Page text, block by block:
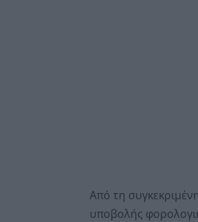
Από τη
υποβολής